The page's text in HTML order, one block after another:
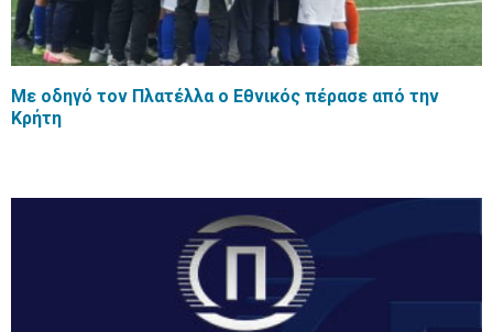
Με οδηγό τον Πλατέλλα ο Εθνικός πέρασε από την
Κρήτη